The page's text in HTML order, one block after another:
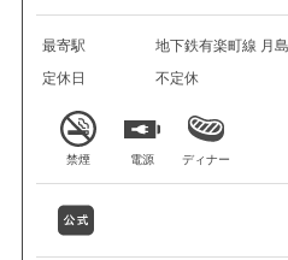
最寄駅
地下鉄有楽町線 月
定休日
不定休
禁煙 電源 ディナー